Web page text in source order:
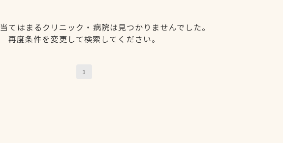
てはまるクリニック・病院は見つかりませんでした。
再度条件を変更して検索してください。
1